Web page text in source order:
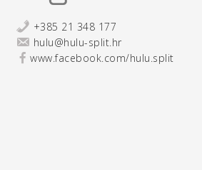
+385 21 348 177
hulu@hulu-split.hr
www.facebook.com/hulu.split